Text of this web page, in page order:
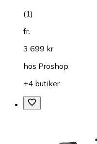
(1)
fr.
3 699 kr
hos Proshop
+4 butiker